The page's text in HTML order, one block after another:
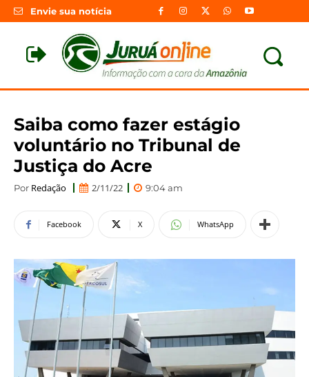
Envie sua notícia
Saiba como fazer estágio
voluntário no Tribunal de
Justiça do Acre
Por Redação 2/11/22 9:04 am
Facebook X WhatsApp